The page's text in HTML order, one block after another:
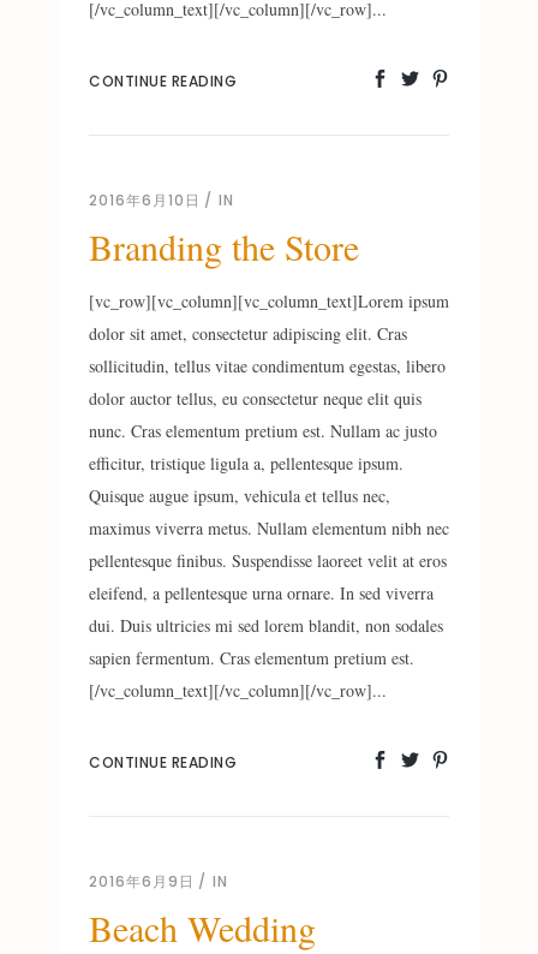
[/vc_column_text][/vc_column][/vc_row]...
CONTINUE READING
2016年6月10日 IN
Branding the Store
[vc_row][vc_column][vc_column_text]Lorem ipsum
dolor sit amet, consectetur adipiscing elit. Cras
sollicitudin, tellus vitae condimentum egestas, libero
dolor auctor tellus, eu consectetur neque elit quis
nunc. Cras elementum pretium est. Nullam ac justo
efficitur, tristique ligula a, pellentesque ipsum.
Quisque augue ipsum, vehicula et tellus nec,
maximus viverra metus. Nullam elementum nibh nec
pellentesque finibus. Suspendisse laoreet velit at eros
eleifend, a pellentesque urna ornare. In sed viverra
dui. Duis ultricies mi sed lorem blandit, non sodales
sapien fermentum. Cras elementum pretium est.
[/vc_column_text][/vc_column][/vc_row]...
CONTINUE READING
2016年6月9日 IN
Beach Wedding